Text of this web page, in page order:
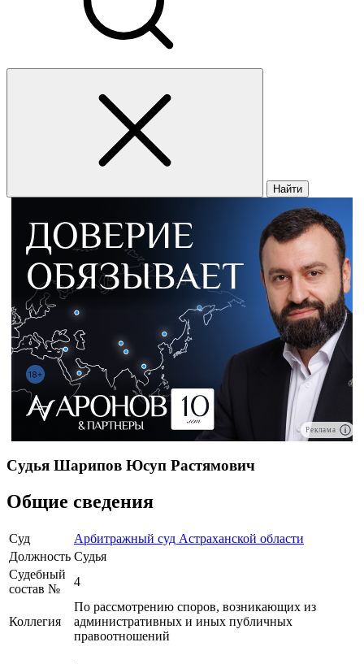
Найти
Реклама
Судья Шарипов Юсуп Растямович
Общие сведения
Суд
Арбитражный суд Астраханской области
Должность Судья
Судебный
состав №
4
Коллегия
По рассмотрению споров, возникающих из
административных и иных публичных
правоотношений